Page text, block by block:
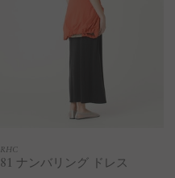
RHC
81 ナンバリング ドレス